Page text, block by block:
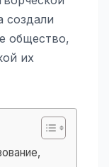
создали
общество,
их